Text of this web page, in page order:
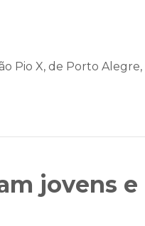
Pio X, de Porto Alegre,
jovens e